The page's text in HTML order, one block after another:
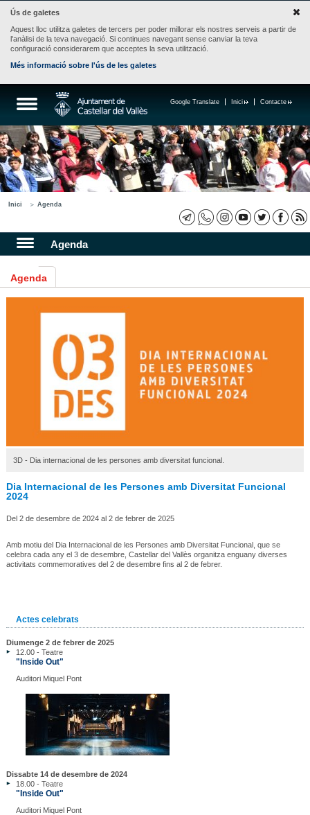
Ús de galetes
Aquest lloc utilitza galetes de tercers per poder millorar els nostres serveis a partir de
l'anàlisi de la teva navegació. Si continues navegant sense canviar la teva
configuració considerarem que acceptes la seva utilització.
Més informació sobre l'ús de les galetes
Contacte
Inici
Google Translate
Inici Agenda
Agenda
Agenda
3D - Dia internacional de les persones amb diversitat funcional.
Dia Internacional de les Persones amb Diversitat Funcional
2024
Del 2 de desembre de 2024 al 2 de febrer de 2025
Amb motiu del Dia Internacional de les Persones amb Diversitat Funcional, que se
celebra cada any el 3 de desembre, Castellar del Vallès organitza enguany diverses
activitats commemoratives del 2 de desembre fins al 2 de febrer.
Actes celebrats
Diumenge 2 de febrer de 2025
12.00 - Teatre
"Inside Out"
Auditori Miquel Pont
Dissabte 14 de desembre de 2024
18.00 - Teatre
"Inside Out"
Auditori Miquel Pont